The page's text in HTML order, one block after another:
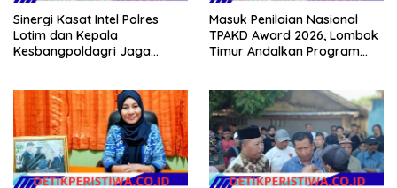
Sinergi Kasat Intel Polres
Lotim dan Kepala
Kesbangpoldagri Jaga
Masuk Penilaian Nasional
TPAKD Award 2026, Lombok
Timur Andalkan Program
Warga